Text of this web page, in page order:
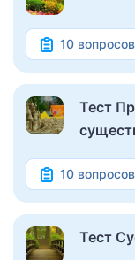
10 вопросов
Тест
10 вопросов
Тест